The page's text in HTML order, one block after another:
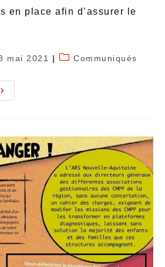
en place afin d’assurer le
mai 2021 Communiqués